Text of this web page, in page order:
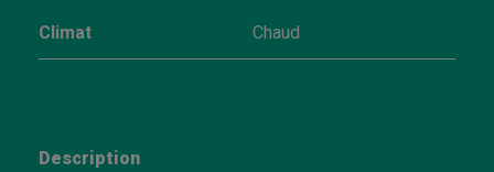
Climat Chaud
Description